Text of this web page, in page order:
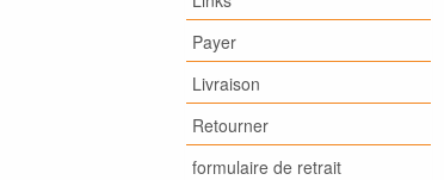
Payer
Livraison
Retourner
formulaire de retrait